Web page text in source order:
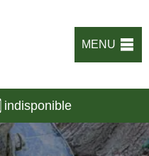
MENU
indisponible